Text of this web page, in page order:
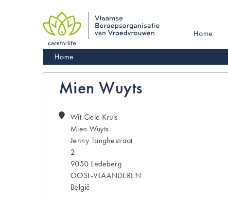
Main
navigation
Home
Kruimelpad
Home
Mien Wuyts
Wit-Gele Kruis
Mien Wuyts
Jenny Tanghestraat
2
9050 Ledeberg
OOST-VLAANDEREN
België